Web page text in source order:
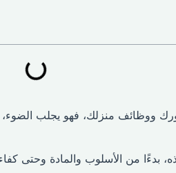
ووظائف منزلك، فهو يجلب الضوء،
بدءًا من الأسلوب والمادة وحتى